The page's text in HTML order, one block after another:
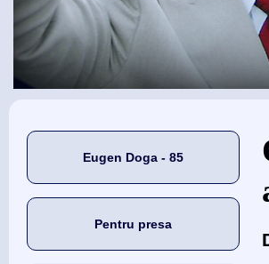
Eugen Doga - 85
Pentru presa